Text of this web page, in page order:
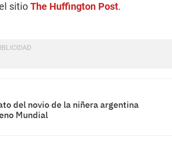
sitio The Huffington Post.
del novio de la niñera argentina
Mundial